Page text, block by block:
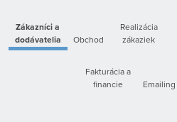
Zákazníci a
dodávatelia
Obchod
Realizácia
zákaziek
Fakturácia a
financie
Emailing